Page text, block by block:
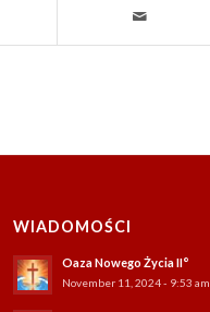
WIADOMOŚCI
Oaza Nowego Życia II°
November 11, 2024 - 9:53 am